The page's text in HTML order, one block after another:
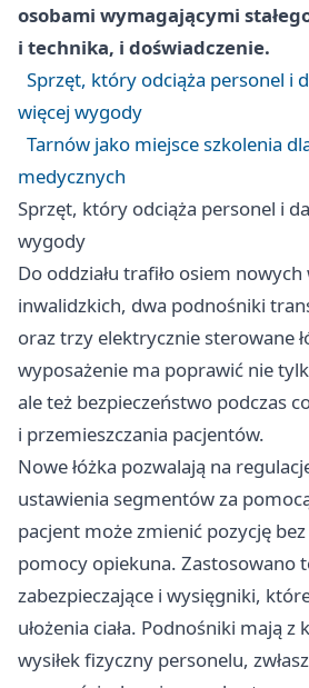
osobami wymagającymi
i technika, i doświadczenie.
Sprzęt, który odciąża personel i
więcej wygody
Tarnów jako miejsce szkolenia
medycznych
Sprzęt, który odciąża personel i
wygody
Do oddziału trafiło osiem
inwalidzkich, dwa podnośniki
oraz trzy elektrycznie sterowane
wyposażenie ma poprawić nie
ale też bezpieczeństwo podczas
i przemieszczania pacjentów.
Nowe łóżka pozwalają na
ustawienia segmentów za
pacjent może zmienić pozycję
pomocy opiekuna. Zastosowano
zabezpieczające i wysięgniki,
ułożenia ciała. Podnośniki mają z
wysiłek fizyczny personelu,